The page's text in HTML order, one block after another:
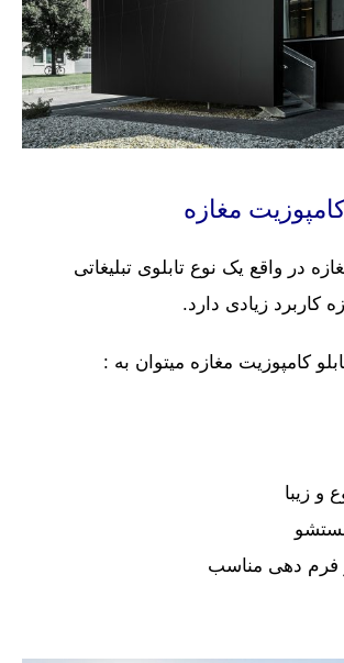
کامپوزیت مغازه
در واقع یک نوع تابلوی تبلیغاتی
کاربرد زیادی دارد.
کامپوزیت مغازه میتوان به :
و زیبا
فرم دهی مناسب